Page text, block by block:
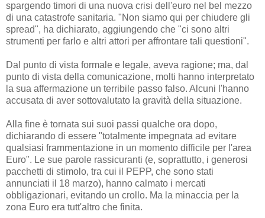
spargendo timori di una nuova crisi dell'euro nel bel mezzo
di una catastrofe sanitaria. "Non siamo qui per chiudere gli
spread", ha dichiarato, aggiungendo che "ci sono altri
strumenti per farlo e altri attori per affrontare tali questioni".
Dal punto di vista formale e legale, aveva ragione; ma, dal
punto di vista della comunicazione, molti hanno interpretato
la sua affermazione un terribile passo falso. Alcuni l'hanno
accusata di aver sottovalutato la gravità della situazione.
Alla fine è tornata sui suoi passi qualche ora dopo,
dichiarando di essere "totalmente impegnata ad evitare
qualsiasi frammentazione in un momento difficile per l'area
Euro". Le sue parole rassicuranti (e, soprattutto, i generosi
pacchetti di stimolo, tra cui il PEPP, che sono stati
annunciati il ​​18 marzo), hanno calmato i mercati
obbligazionari, evitando un crollo. Ma la minaccia per la
zona Euro era tutt'altro che finita.